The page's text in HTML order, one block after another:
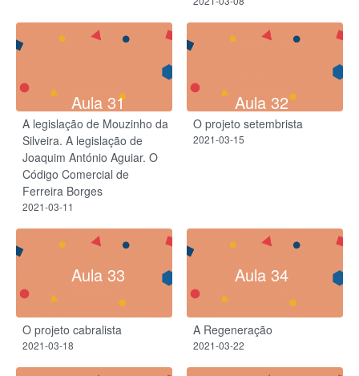
Aula 31
A legislação de Mouzinho da
Silveira. A legislação de
Joaquim António Aguiar. O
Código Comercial de
Ferreira Borges
2021-03-11
Aula 32
O projeto setembrista
2021-03-15
Aula 33
O projeto cabralista
2021-03-18
Aula 34
A Regeneração
2021-03-22